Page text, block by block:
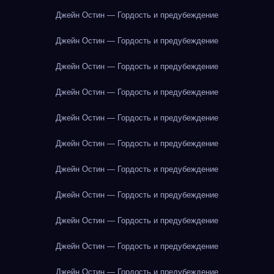
Джейн Остин — Гордость и предубеждение
Джейн Остин — Гордость и предубеждение
Джейн Остин — Гордость и предубеждение
Джейн Остин — Гордость и предубеждение
Джейн Остин — Гордость и предубеждение
Джейн Остин — Гордость и предубеждение
Джейн Остин — Гордость и предубеждение
Джейн Остин — Гордость и предубеждение
Джейн Остин — Гордость и предубеждение
Джейн Остин — Гордость и предубеждение
Джейн Остин — Гордость и предубеждение